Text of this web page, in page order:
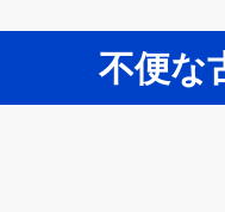
不便な